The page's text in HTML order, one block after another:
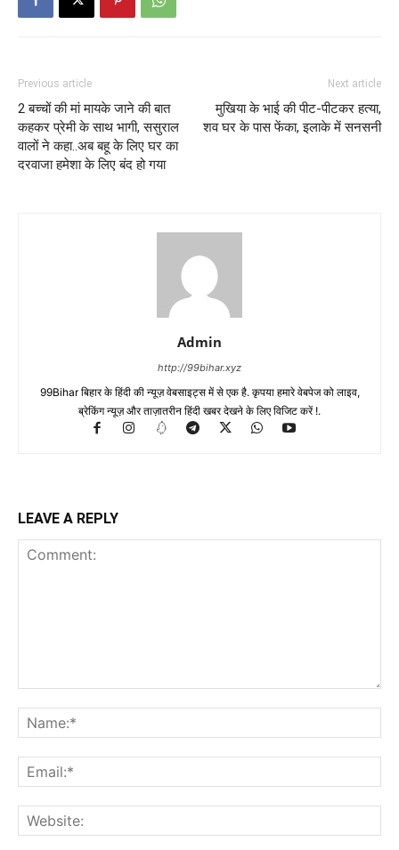
Previous article
2 बच्चों की मां मायके जाने की बात
कहकर प्रेमी के साथ भागी, ससुराल
वालों ने कहा..अब बहू के लिए घर का
दरवाजा हमेशा के लिए बंद हो गया
Next article
मुखिया के भाई की पीट-पीटकर हत्या,
शव घर के पास फेंका, इलाके में सनसनी
Admin
http://99bihar.xyz
99Bihar बिहार के हिंदी की न्यूज़ वेबसाइट्स में से एक है. कृपया हमारे वेबपेज को लाइव,
ब्रेकिंग न्यूज़ और ताज़ातरीन हिंदी खबर देखने के लिए विजिट करें !.
LEAVE A REPLY